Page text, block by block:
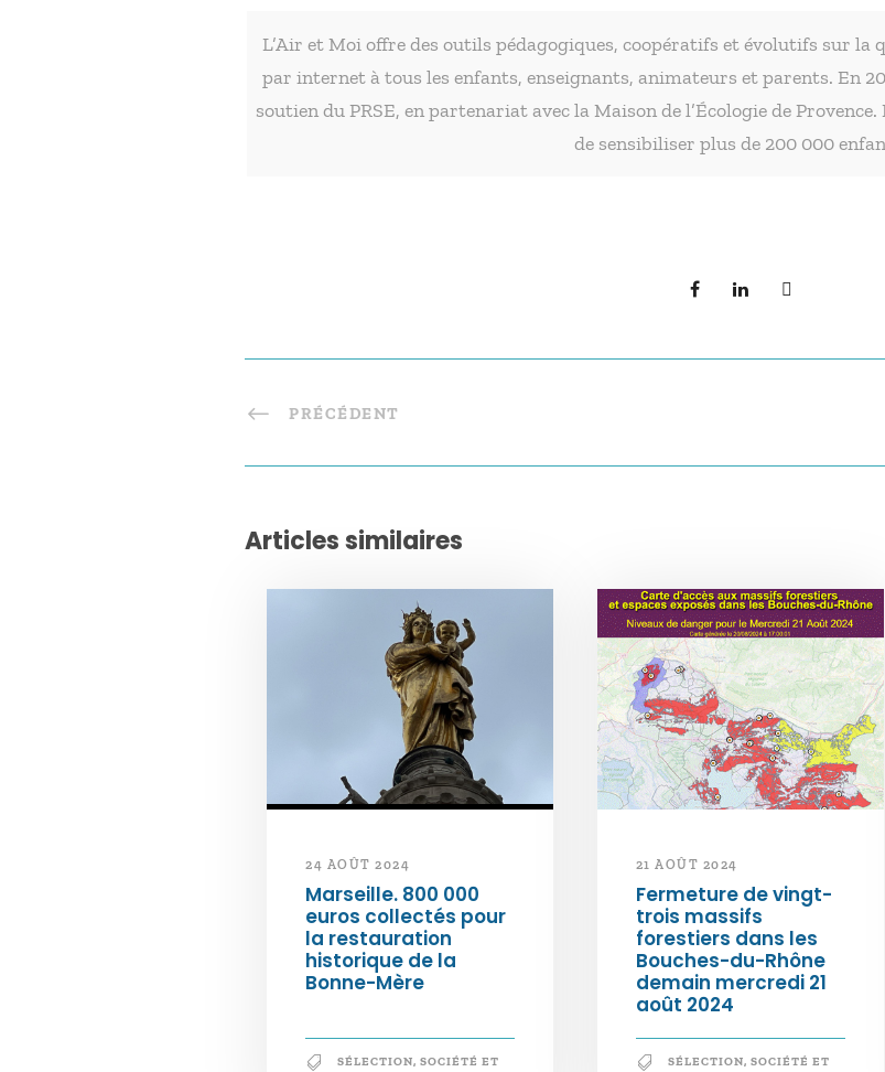
L’Air et Moi offre des outils pédagogiques, coopératifs et évolutifs sur la
par internet à tous les enfants, enseignants, animateurs et parents. En
soutien du PRSE, en partenariat avec la Maison de l’Écologie de
de sensibiliser plus de 200 000
PRÉCÉDENT
Articles similaires
24 AOÛT 2024
Marseille. 800 000
euros collectés pour
la restauration
historique de la
Bonne-Mère
SÉLECTION, SOCIÉTÉ ET
21 AOÛT 2024
Fermeture de vingt-
trois massifs
forestiers dans les
Bouches-du-Rhône
demain mercredi 21
août 2024
SÉLECTION, SOCIÉTÉ ET